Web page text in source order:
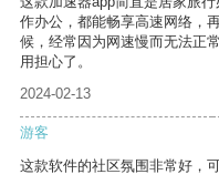
作办公，都能畅享高速网络，
候，经常因为网速慢而无法正
用担心了。
2024-02-13
游客
这款软件的社区氛围非常好，